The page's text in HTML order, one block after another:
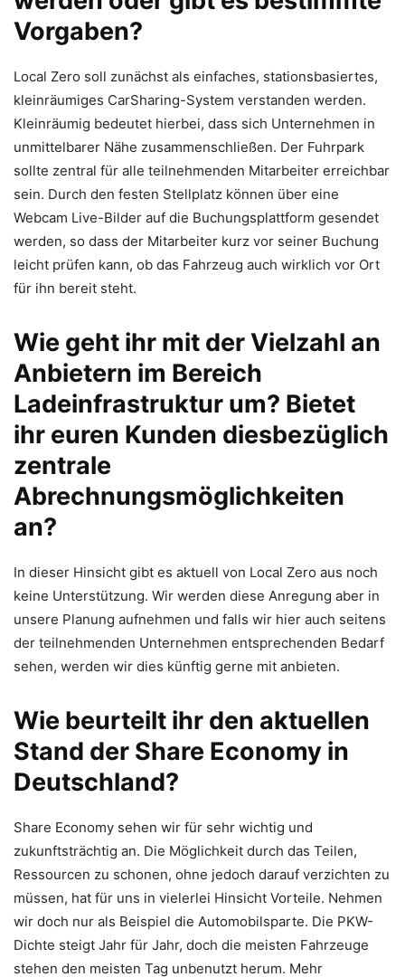
Vorgaben?
Local Zero soll zunächst als einfaches, stationsbasiertes,
kleinräumiges CarSharing-System verstanden werden.
Kleinräumig bedeutet hierbei, dass sich Unternehmen in
unmittelbarer Nähe zusammenschließen. Der Fuhrpark
sollte zentral für alle teilnehmenden Mitarbeiter erreichbar
sein. Durch den festen Stellplatz können über eine
Webcam Live-Bilder auf die Buchungsplattform gesendet
werden, so dass der Mitarbeiter kurz vor seiner Buchung
leicht prüfen kann, ob das Fahrzeug auch wirklich vor Ort
für ihn bereit steht.
Wie geht ihr mit der Vielzahl an
Anbietern im Bereich
Ladeinfrastruktur um? Bietet
ihr euren Kunden diesbezüglich
zentrale
Abrechnungsmöglichkeiten
an?
In dieser Hinsicht gibt es aktuell von Local Zero aus noch
keine Unterstützung. Wir werden diese Anregung aber in
unsere Planung aufnehmen und falls wir hier auch seitens
der teilnehmenden Unternehmen entsprechenden Bedarf
sehen, werden wir dies künftig gerne mit anbieten.
Wie beurteilt ihr den aktuellen
Stand der Share Economy in
Deutschland?
Share Economy sehen wir für sehr wichtig und
zukunftsträchtig an. Die Möglichkeit durch das Teilen,
Ressourcen zu schonen, ohne jedoch darauf verzichten zu
müssen, hat für uns in vielerlei Hinsicht Vorteile. Nehmen
wir doch nur als Beispiel die Automobilsparte. Die PKW-
Dichte steigt Jahr für Jahr, doch die meisten Fahrzeuge
stehen den meisten Tag unbenutzt herum. Mehr